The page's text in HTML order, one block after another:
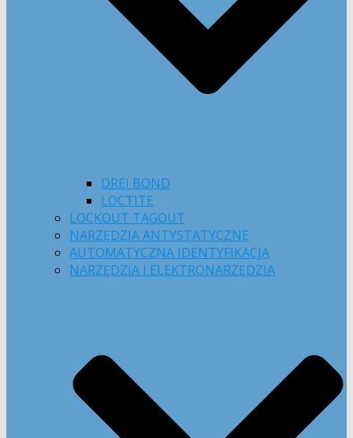
DREI BOND
LOCTITE
LOCKOUT TAGOUT
NARZĘDZIA ANTYSTATYCZNE
AUTOMATYCZNA IDENTYFIKACJA
NARZĘDZIA I ELEKTRONARZĘDZIA